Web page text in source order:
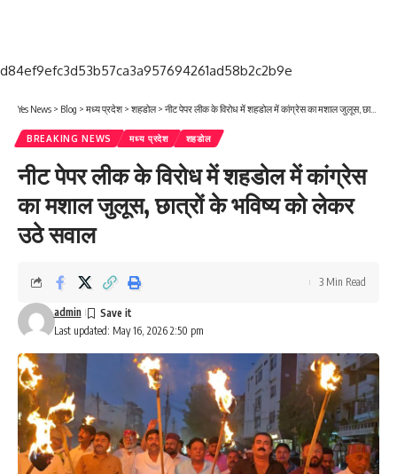
d84ef9efc3d53b57ca3a957694261ad58b2c2b9e
Yes News > Blog > मध्य प्रदेश> शहडोल> नीट पेपर लीक के विरोध में शहडोल में कांग्रेस का मशाल जुलूस, छात्रों के भविष्य को लेकर उठे सवाल
BREAKING NEWS मध्य प्रदेश शहडोल
नीट पेपर लीक के विरोध में शहडोल में कांग्रेस
का मशाल जुलूस, छात्रों के भविष्य को लेकर
उठे सवाल
Last updated: May 16, 2026 2:50 pm
admin
3 Min Read